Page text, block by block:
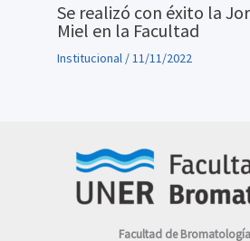
Se realizó con éxito la
Miel en la Facultad
Institucional/11/11/2022
Facultad de Bromatología